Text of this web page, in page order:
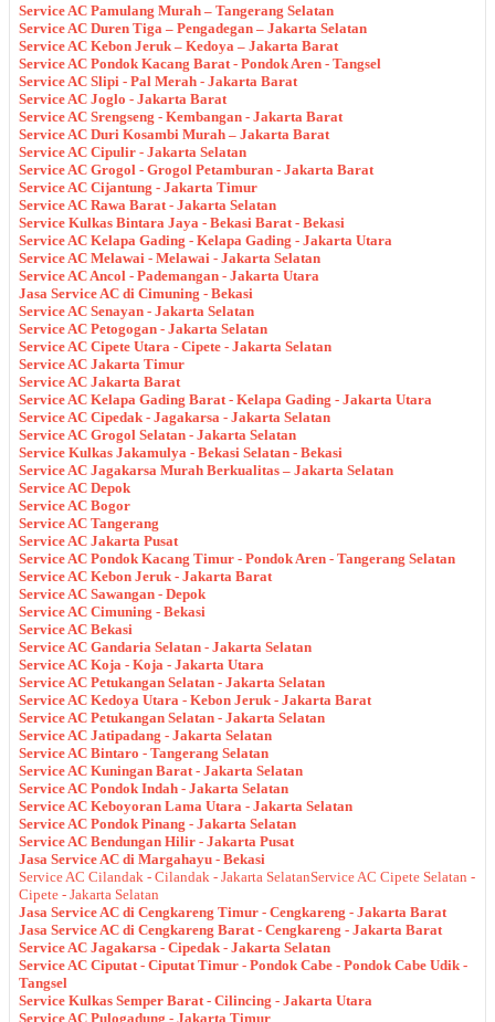
Service AC Pamulang Murah – Tangerang Selatan
Service AC Duren Tiga – Pengadegan – Jakarta Selatan
Service AC Kebon Jeruk – Kedoya – Jakarta Barat
Service AC Pondok Kacang Barat - Pondok Aren - Tangsel
Service AC Slipi - Pal Merah - Jakarta Barat
Service AC Joglo - Jakarta Barat
Service AC Srengseng - Kembangan - Jakarta Barat
Service AC Duri Kosambi Murah – Jakarta Barat
Service AC Cipulir - Jakarta Selatan
Service AC Grogol - Grogol Petamburan - Jakarta Barat
Service AC Cijantung - Jakarta Timur
Service AC Rawa Barat - Jakarta Selatan
Service Kulkas Bintara Jaya - Bekasi Barat - Bekasi
Service AC Kelapa Gading - Kelapa Gading - Jakarta Utara
Service AC Melawai - Melawai - Jakarta Selatan
Service AC Ancol - Pademangan - Jakarta Utara
Jasa Service AC di Cimuning - Bekasi
Service AC Senayan - Jakarta Selatan
Service AC Petogogan - Jakarta Selatan
Service AC Cipete Utara - Cipete - Jakarta Selatan
Service AC Jakarta Timur
Service AC Jakarta Barat
Service AC Kelapa Gading Barat - Kelapa Gading - Jakarta Utara
Service AC Cipedak - Jagakarsa - Jakarta Selatan
Service AC Grogol Selatan - Jakarta Selatan
Service Kulkas Jakamulya - Bekasi Selatan - Bekasi
Service AC Jagakarsa Murah Berkualitas – Jakarta Selatan
Service AC Depok
Service AC Bogor
Service AC Tangerang
Service AC Jakarta Pusat
Service AC Pondok Kacang Timur - Pondok Aren - Tangerang Selatan
Service AC Kebon Jeruk - Jakarta Barat
Service AC Sawangan - Depok
Service AC Cimuning - Bekasi
Service AC Bekasi
Service AC Gandaria Selatan - Jakarta Selatan
Service AC Koja - Koja - Jakarta Utara
Service AC Petukangan Selatan - Jakarta Selatan
Service AC Kedoya Utara - Kebon Jeruk - Jakarta Barat
Service AC Petukangan Selatan - Jakarta Selatan
Service AC Jatipadang - Jakarta Selatan
Service AC Bintaro - Tangerang Selatan
Service AC Kuningan Barat - Jakarta Selatan
Service AC Pondok Indah - Jakarta Selatan
Service AC Keboyoran Lama Utara - Jakarta Selatan
Service AC Pondok Pinang - Jakarta Selatan
Service AC Bendungan Hilir - Jakarta Pusat
Jasa Service AC di Margahayu - Bekasi
Service AC Cilandak - Cilandak - Jakarta SelatanService AC Cipete Selatan -
Cipete - Jakarta Selatan
Jasa Service AC di Cengkareng Timur - Cengkareng - Jakarta Barat
Jasa Service AC di Cengkareng Barat - Cengkareng - Jakarta Barat
Service AC Jagakarsa - Cipedak - Jakarta Selatan
Service AC Ciputat - Ciputat Timur - Pondok Cabe - Pondok Cabe Udik -
Tangsel
Service Kulkas Semper Barat - Cilincing - Jakarta Utara
Service AC Pulogadung - Jakarta Timur